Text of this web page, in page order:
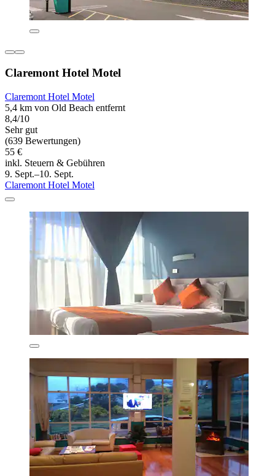
Claremont Hotel Motel
Claremont Hotel Motel
5,4 km von Old Beach entfernt
8,4/10
Sehr gut
(639 Bewertungen)
55 €
inkl. Steuern & Gebühren
9. Sept.–10. Sept.
Claremont Hotel Motel